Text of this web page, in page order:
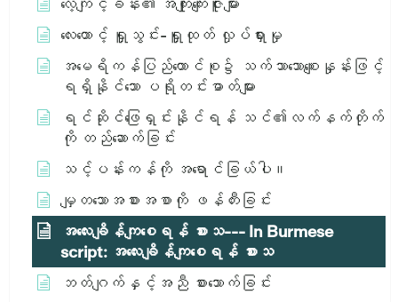
လေးထောင့် ရှူသွင်း-ရှူထုတ် လှုပ်ရှားမှု
အမေရိကန်ပြည်ထောင်စု၌ သက်သာသောစျေးနှုန်းဖြင့်
ရရှိနိုင်သော ပရိုတင်းဓာတ်များ
ရင်ဆိုင်ဖြေရှင်းနိုင်ရန် သင်၏လက်နက်တိုက်
ကို တည်ဆောက်ခြင်း
သင့်ပန်းကန်ကို အရောင်ခြယ်ပါ။
မျှတသောအစားအစာကို ဖန်တီးခြင်း
အ​လေး​ချိန်​ကျ​စေ​ရန်​ စား​သ​ --- In Burmese
script: အ​လေး​ချိန်​ကျ​စေ​ရန်​ စား​သ​
ဘတ်ဂျက်နှင့်အညီ စားသောက်ခြင်း